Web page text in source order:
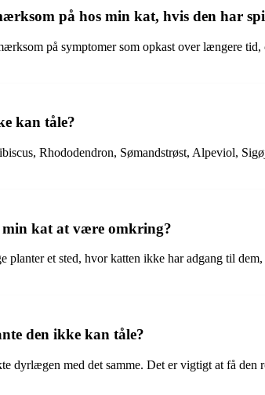
på hos min kat, hvis den har
på symptomer som opkast over længere
kan tåle?
Rhododendron, Sømandstrøst, Alpeviol,
kat at være omkring?
et sted, hvor katten ikke har adgang til
den ikke kan tåle?
dyrlægen med det samme. Det er vigtigt at få